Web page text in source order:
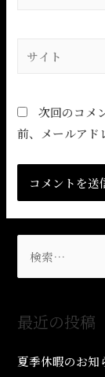
次回のコメ
前、メールアド
最近の投稿
夏季休暇のお知